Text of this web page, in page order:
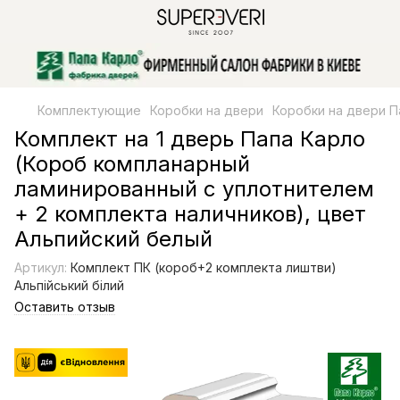
Комплектующие Коробки на двери Коробки на двери
Комплект на 1 дверь Папа Карло
(Короб компланарный
ламинированный с уплотнителем
+ 2 комплекта наличников), цвет
Альпийский белый
Артикул: Комплект ПК (короб+2 комплекта лиштви)
Альпійський білий
Оставить отзыв